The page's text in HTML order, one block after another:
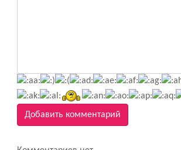
Добавить комментарий